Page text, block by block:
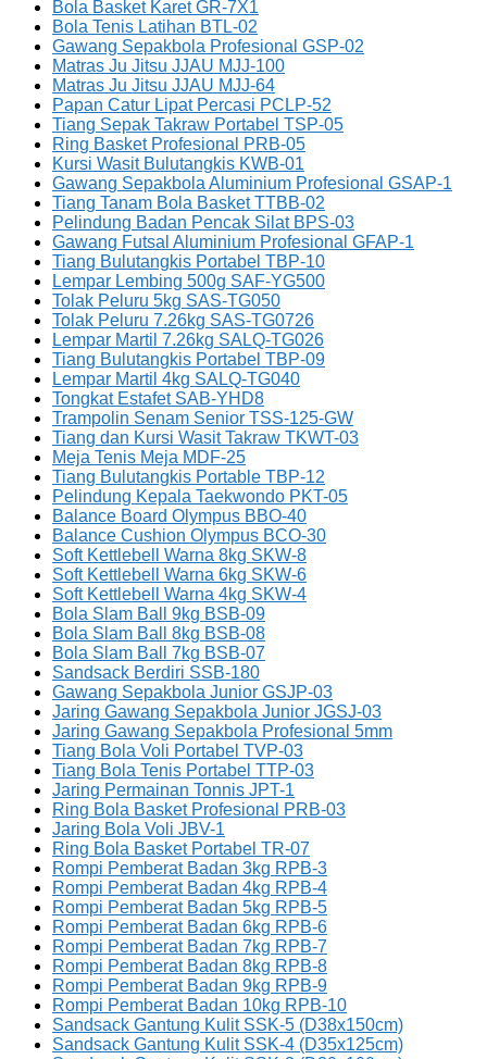
Bola Basket Karet GR-7X1
Bola Tenis Latihan BTL-02
Gawang Sepakbola Profesional GSP-02
Matras Ju Jitsu JJAU MJJ-100
Matras Ju Jitsu JJAU MJJ-64
Papan Catur Lipat Percasi PCLP-52
Tiang Sepak Takraw Portabel TSP-05
Ring Basket Profesional PRB-05
Kursi Wasit Bulutangkis KWB-01
Gawang Sepakbola Aluminium Profesional GSAP-1
Tiang Tanam Bola Basket TTBB-02
Pelindung Badan Pencak Silat BPS-03
Gawang Futsal Aluminium Profesional GFAP-1
Tiang Bulutangkis Portabel TBP-10
Lempar Lembing 500g SAF-YG500
Tolak Peluru 5kg SAS-TG050
Tolak Peluru 7.26kg SAS-TG0726
Lempar Martil 7.26kg SALQ-TG026
Tiang Bulutangkis Portabel TBP-09
Lempar Martil 4kg SALQ-TG040
Tongkat Estafet SAB-YHD8
Trampolin Senam Senior TSS-125-GW
Tiang dan Kursi Wasit Takraw TKWT-03
Meja Tenis Meja MDF-25
Tiang Bulutangkis Portable TBP-12
Pelindung Kepala Taekwondo PKT-05
Balance Board Olympus BBO-40
Balance Cushion Olympus BCO-30
Soft Kettlebell Warna 8kg SKW-8
Soft Kettlebell Warna 6kg SKW-6
Soft Kettlebell Warna 4kg SKW-4
Bola Slam Ball 9kg BSB-09
Bola Slam Ball 8kg BSB-08
Bola Slam Ball 7kg BSB-07
Sandsack Berdiri SSB-180
Gawang Sepakbola Junior GSJP-03
Jaring Gawang Sepakbola Junior JGSJ-03
Jaring Gawang Sepakbola Profesional 5mm
Tiang Bola Voli Portabel TVP-03
Tiang Bola Tenis Portabel TTP-03
Jaring Permainan Tonnis JPT-1
Ring Bola Basket Profesional PRB-03
Jaring Bola Voli JBV-1
Ring Bola Basket Portabel TR-07
Rompi Pemberat Badan 3kg RPB-3
Rompi Pemberat Badan 4kg RPB-4
Rompi Pemberat Badan 5kg RPB-5
Rompi Pemberat Badan 6kg RPB-6
Rompi Pemberat Badan 7kg RPB-7
Rompi Pemberat Badan 8kg RPB-8
Rompi Pemberat Badan 9kg RPB-9
Rompi Pemberat Badan 10kg RPB-10
Sandsack Gantung Kulit SSK-5 (D38x150cm)
Sandsack Gantung Kulit SSK-4 (D35x125cm)